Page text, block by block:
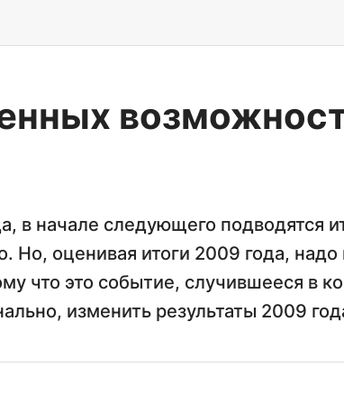
в начале следующего подводятся
Но, оценивая итоги 2009 года,
что это событие, случившееся в
изменить результаты 2009